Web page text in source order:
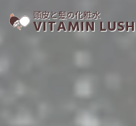
頭皮と髪の化粧水
VITAMIN LUSH